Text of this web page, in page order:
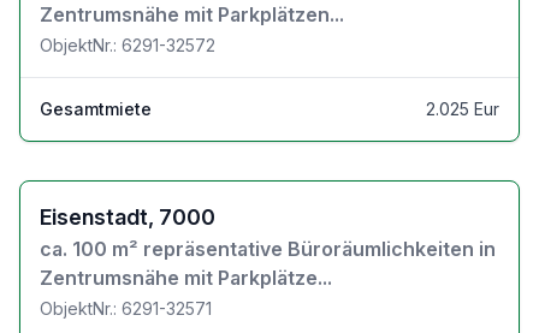
Zentrumsnähe mit Parkplätzen...
ObjektNr.: 6291-32572
Gesamtmiete 2.025 Eur
Zu den Objektdetails
Eisenstadt, 7000
ca. 100 m² repräsentative Büroräumlichkeiten in
Zentrumsnähe mit Parkplätze...
ObjektNr.: 6291-32571